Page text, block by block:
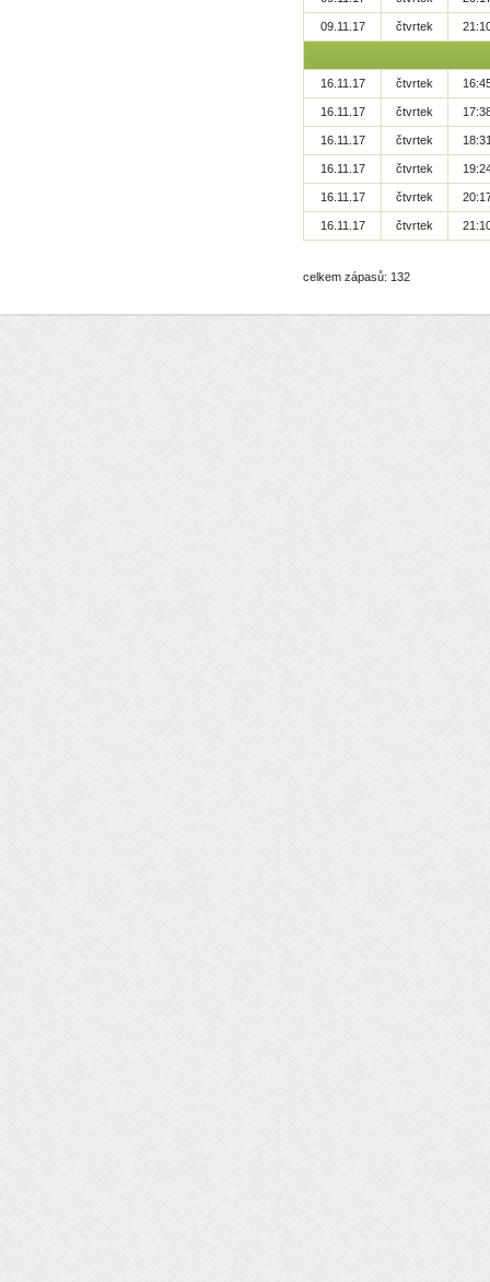
09.11.17 čtvrtek
16.11.17 čtvrtek
16.11.17 čtvrtek
16.11.17 čtvrtek
16.11.17 čtvrtek
16.11.17 čtvrtek
16.11.17 čtvrtek
celkem zápasů: 132